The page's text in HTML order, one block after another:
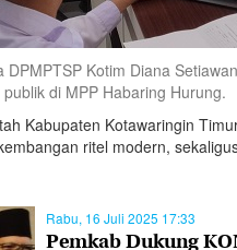
DPMPTSP Kotim Diana
di MPP Habaring Hurung.
Kabupaten Kotawaringin
ritel modern,
Rabu, 16 Juli 2025 17:33
Pemkab Dukung